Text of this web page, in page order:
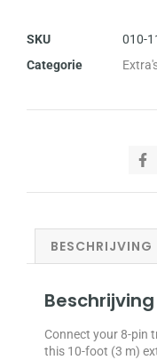
SKU
010-
Categorie
BESCHRIJVING
Beschrijving
Connect your 8-pin
this 10-foot (3 m)